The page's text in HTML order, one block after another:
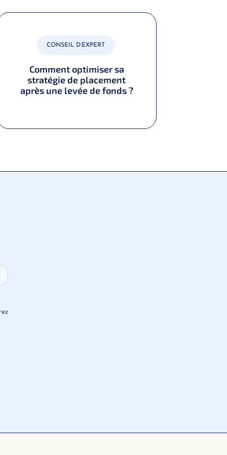
CONSEIL D’EXPERT
Comment optimiser sa
stratégie de placement
après une levée de fonds ?